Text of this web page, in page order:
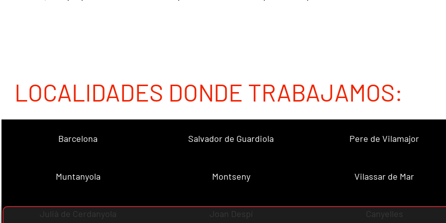
LOCALIDADES DONDE TRABAJAMOS:
Barcelona Salvador de Guardiola Pere de Vilamajor
Muntanyola Montseny Vilassar de Mar
Julià de Cerdanyola Joan Despí Canyelles